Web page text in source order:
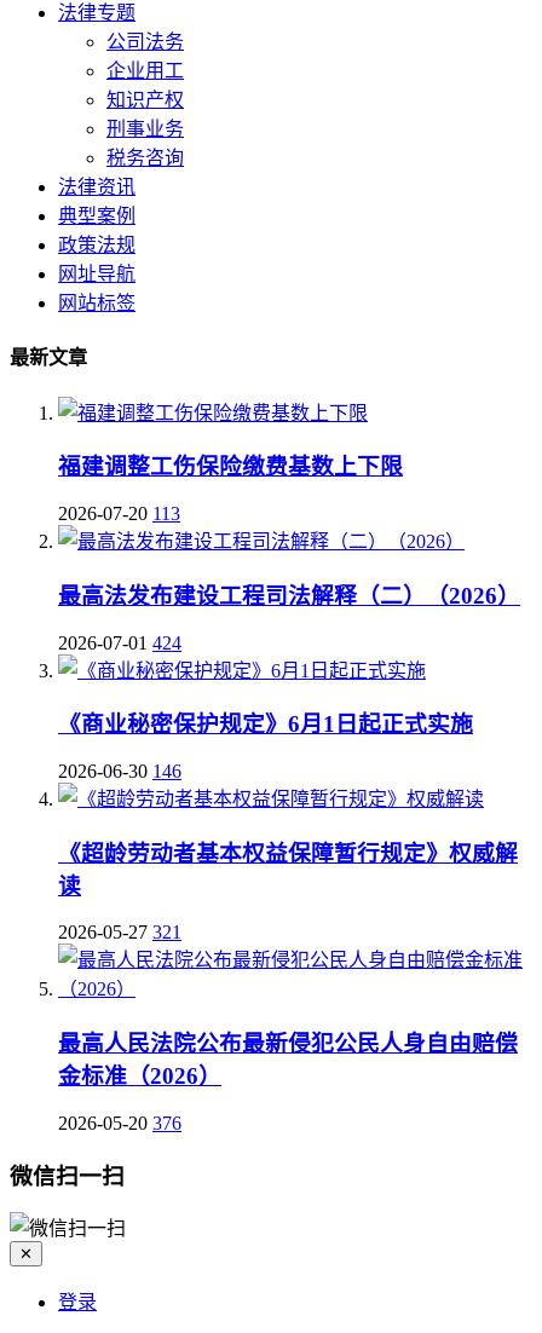
法律专题
公司法务
企业用工
知识产权
刑事业务
税务咨询
法律资讯
典型案例
政策法规
网址导航
网站标签
最新文章
福建调整工伤保险缴费基数上下限
2026-07-20 113
最高法发布建设工程司法解释（二）（2026）
2026-07-01 424
《商业秘密保护规定》6月1日起正式实施
2026-06-30 146
《超龄劳动者基本权益保障暂行规定》权威解
读
2026-05-27 321
最高人民法院公布最新侵犯公民人身自由赔偿
金标准（2026）
2026-05-20 376
微信扫一扫
✕
登录